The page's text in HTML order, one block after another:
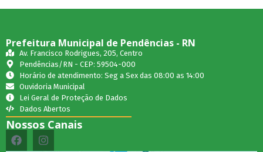
Prefeitura Municipal de Pendências - RN
Av. Francisco Rodrigues, 205, Centro
Pendências/RN - CEP: 59504-000
Horário de atendimento: Seg a Sex das 08:00 as 14:00
Ouvidoria Municipal
Lei Geral de Proteção de Dados
Dados Abertos
Nossos Canais